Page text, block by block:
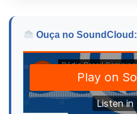
Ouça no SoundCloud: